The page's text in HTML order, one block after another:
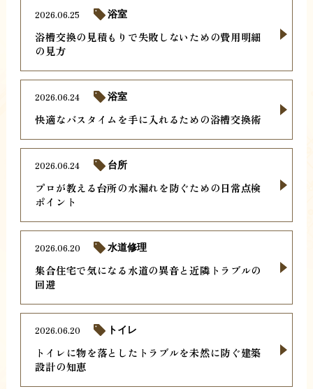
浴槽交換の見積もりで失敗しないための費用明細
の見方
2026.06.25 浴室
快適なバスタイムを手に入れるための浴槽交換術
2026.06.24 浴室
プロが教える台所の水漏れを防ぐための日常点検
ポイント
2026.06.24 台所
集合住宅で気になる水道の異音と近隣トラブルの
回避
2026.06.20 水道修理
トイレに物を落としたトラブルを未然に防ぐ建築
設計の知恵
2026.06.20 トイレ